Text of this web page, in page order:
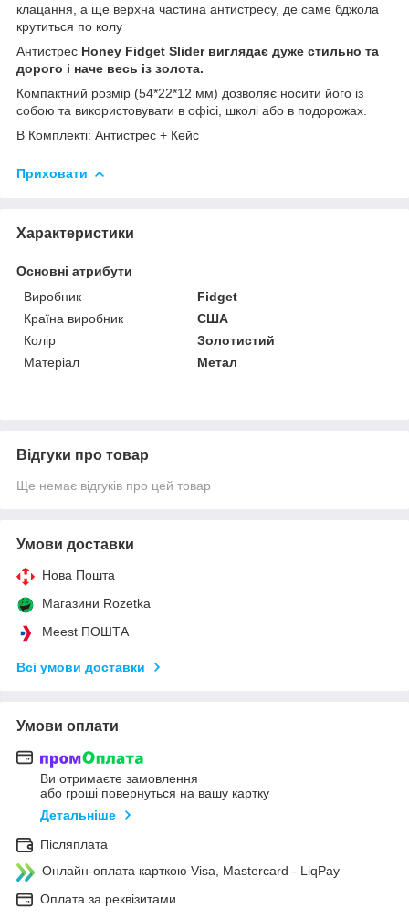
клацання, а ще верхна частина антистресу, де саме бджола
крутиться по колу
Антистрес Honey Fidget Slider виглядає дуже стильно та
дорого і наче весь із золота.
Компактний розмір (54*22*12 мм) дозволяє носити його із
собою та використовувати в офісі, школі або в подорожах.
В Комплекті: Антистрес + Кейс
Приховати
Характеристики
Основні атрибути
Виробник
Fidget
Країна виробник
США
Колір
Золотистий
Матеріал
Метал
Відгуки про товар
Ще немає відгуків про цей товар
Умови доставки
Нова Пошта
Магазини Rozetka
Meest ПОШТА
Всі умови доставки
Умови оплати
Ви отримаєте замовлення
або гроші повернуться на вашу картку
Детальніше
Післяплата
Онлайн-оплата карткою Visa, Mastercard - LiqPay
Оплата за реквізитами